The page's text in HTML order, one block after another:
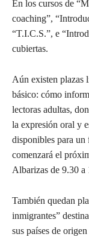
En los cursos de
coaching”,
“T.I.C.S.”, e
cubiertas.
Aún existen plazas
básico: cómo
lectoras adultas,
la expresión oral y
disponibles para
comenzará el
Albarizas de 9.30 a
También quedan
inmigrantes”
sus países de